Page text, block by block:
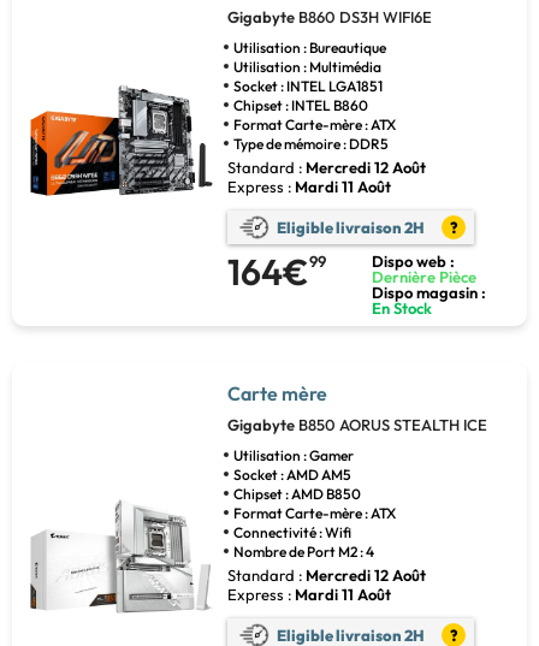
Gigabyte B860 DS3H WIFI6E
Utilisation : Bureautique
Utilisation : Multimédia
Socket : INTEL LGA1851
Chipset : INTEL B860
Format Carte-mère : ATX
Type de mémoire : DDR5
Standard : Mercredi 12 Août
Express : Mardi 11 Août
Eligible livraison 2H ?
164€99
Dispo web :
Dernière Pièce
Dispo magasin :
En Stock
Carte mère
Gigabyte B850 AORUS STEALTH ICE
Utilisation : Gamer
Socket : AMD AM5
Chipset : AMD B850
Format Carte-mère : ATX
Connectivité : Wifi
Nombre de Port M2 : 4
Standard : Mercredi 12 Août
Express : Mardi 11 Août
Eligible livraison 2H ?